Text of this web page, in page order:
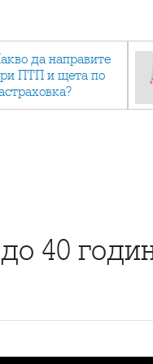
да направите
ПТП и щета по
40